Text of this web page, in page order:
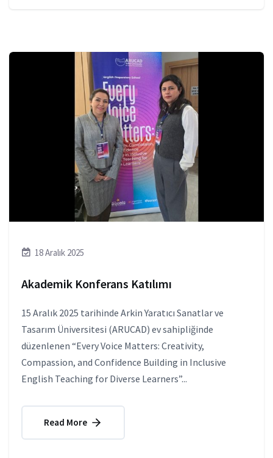
18 Aralık 2025
Akademik Konferans Katılımı
15 Aralık 2025 tarihinde Arkin Yaratıcı Sanatlar ve
Tasarım Üniversitesi (ARUCAD) ev sahipliğinde
düzenlenen “Every Voice Matters: Creativity,
Compassion, and Confidence Building in Inclusive
English Teaching for Diverse Learners”...
Read More